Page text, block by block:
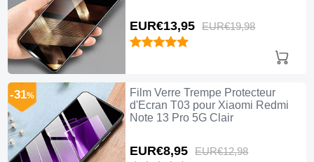
EUR€13,95 EUR€19,98
Film Verre Trempe Protecteur
d'Ecran T03 pour Xiaomi Redmi
Note 13 Pro 5G Clair
EUR€8,95 EUR€12,98
-31%